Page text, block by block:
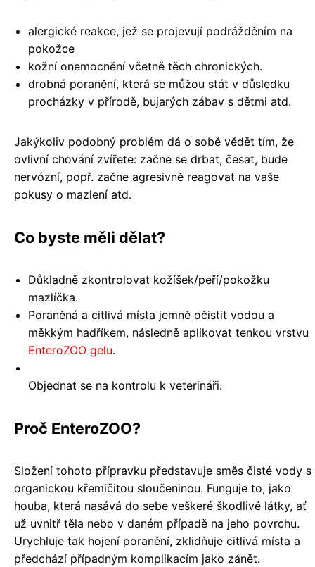
alergické reakce, jež se projevují podrážděním na
pokožce
kožní onemocnění včetně těch chronických.
drobná poranění, která se můžou stát v důsledku
procházky v přírodě, bujarých zábav s dětmi atd.
Jakýkoliv podobný problém dá o sobě vědět tím, že
ovlivní chování zvířete: začne se drbat, česat, bude
nervózní, popř. začne agresivně reagovat na vaše
pokusy o mazlení atd.
Co byste měli dělat?
Důkladně zkontrolovat kožíšek/peří/pokožku
mazlíčka.
Poraněná a citlivá místa jemně očistit vodou a
měkkým hadříkem, následně aplikovat tenkou vrstvu
EnteroZOO gelu.
Objednat se na kontrolu k veterináři.
Proč EnteroZOO?
Složení tohoto přípravku představuje směs čisté vody s
organickou křemičitou sloučeninou. Funguje to, jako
houba, která nasává do sebe veškeré škodlivé látky, ať
už uvnitř těla nebo v daném případě na jeho povrchu.
Urychluje tak hojení poranění, zklidňuje citlivá místa a
předchází případným komplikacím jako zánět.